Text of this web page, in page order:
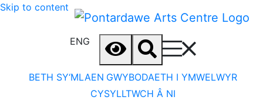
Skip to content
ENG
BETH SY‘MLAEN GWYBODAETH I YMWELWYR
CYSYLLTWCH Â NI